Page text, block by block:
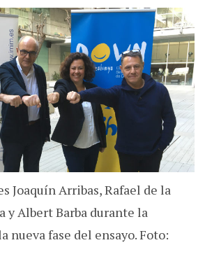
Joaquín Arribas, Rafael de la
y Albert Barba durante la
nueva fase del ensayo. Foto: